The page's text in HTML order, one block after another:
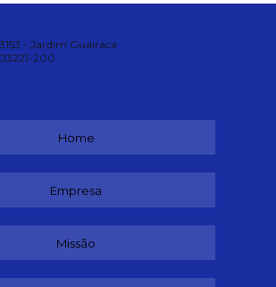
- Jardim Guairaca
200
Home
Empresa
Missão